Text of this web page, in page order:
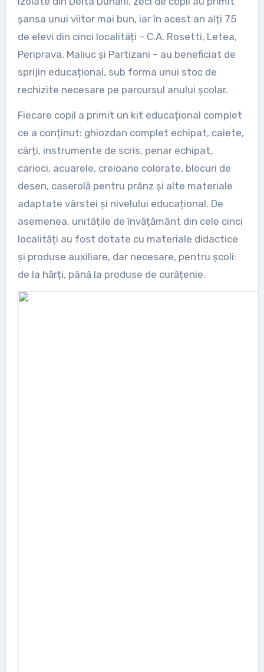
șansa unui viitor mai bun, iar în acest an alți 75
de elevi din cinci localități – C.A. Rosetti, Letea,
Periprava, Maliuc și Partizani – au beneficiat de
sprijin educațional, sub forma unui stoc de
rechizite necesare pe parcursul anului școlar.
Fiecare copil a primit un kit educațional complet
ce a conținut: ghiozdan complet echipat, caiete,
cărți, instrumente de scris, penar echipat,
carioci, acuarele, creioane colorate, blocuri de
desen, caserolă pentru prânz și alte materiale
adaptate vârstei și nivelului educațional. De
asemenea, unitățile de învățământ din cele cinci
localități au fost dotate cu materiale didactice
și produse auxiliare, dar necesare, pentru școli:
de la hărți, până la produse de curățenie.